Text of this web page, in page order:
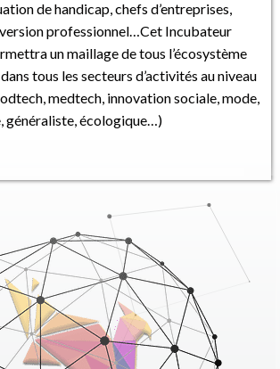
de handicap, chefs d’entreprises,
professionnel…Cet Incubateur
un maillage de tous l’écosystème
tous les secteurs d’activités au niveau
medtech, innovation sociale, mode,
généraliste, écologique…)